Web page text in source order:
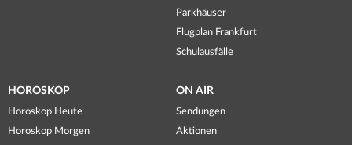
Parkhäuser
Flugplan Frankfurt
Schulausfälle
HOROSKOP
Horoskop Heute
Horoskop Morgen
ON AIR
Sendungen
Aktionen